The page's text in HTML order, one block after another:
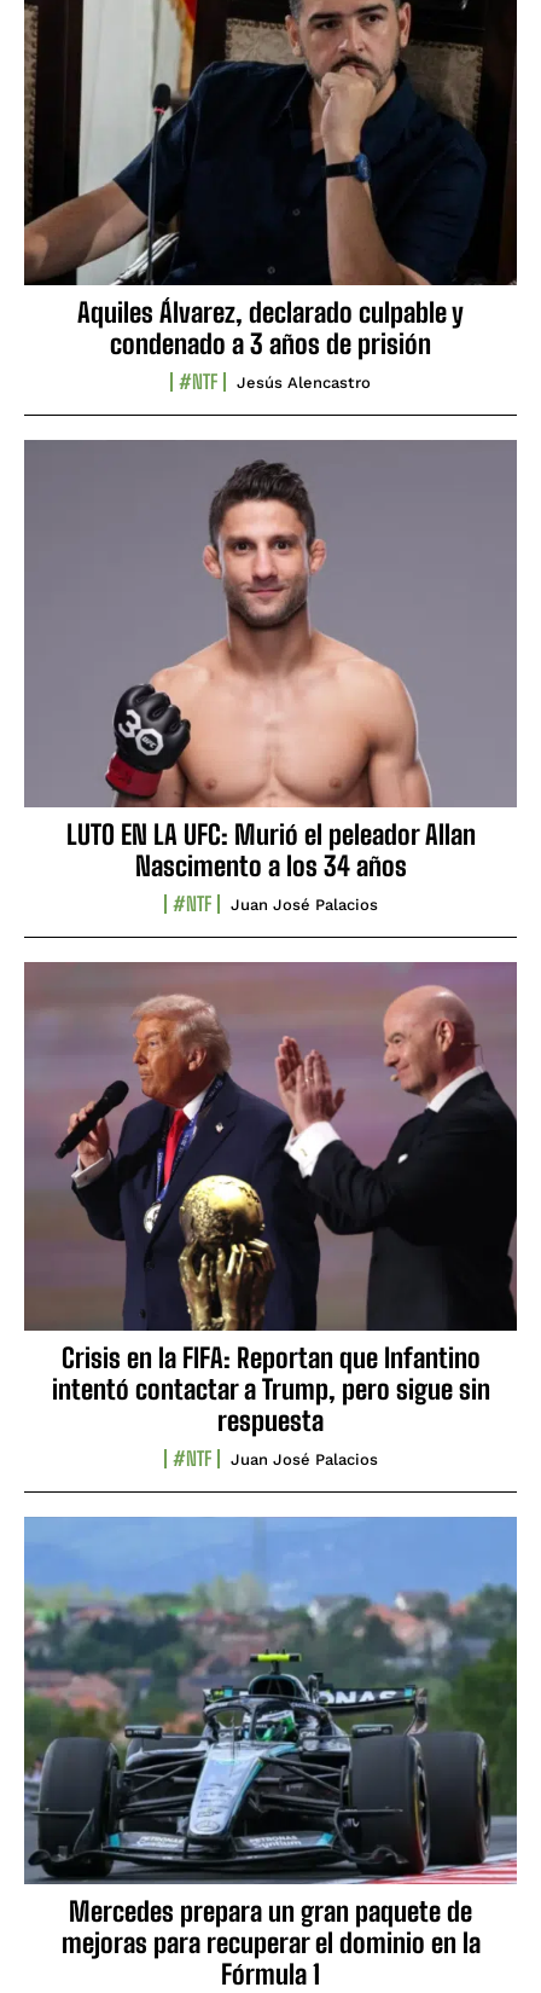
Aquiles Álvarez, declarado culpable y
condenado a 3 años de prisión
#NTF Jesús Alencastro
LUTO EN LA UFC: Murió el peleador Allan
Nascimento a los 34 años
#NTF Juan José Palacios
Crisis en la FIFA: Reportan que Infantino
intentó contactar a Trump, pero sigue sin
respuesta
#NTF Juan José Palacios
Mercedes prepara un gran paquete de
mejoras para recuperar el dominio en la
Fórmula 1